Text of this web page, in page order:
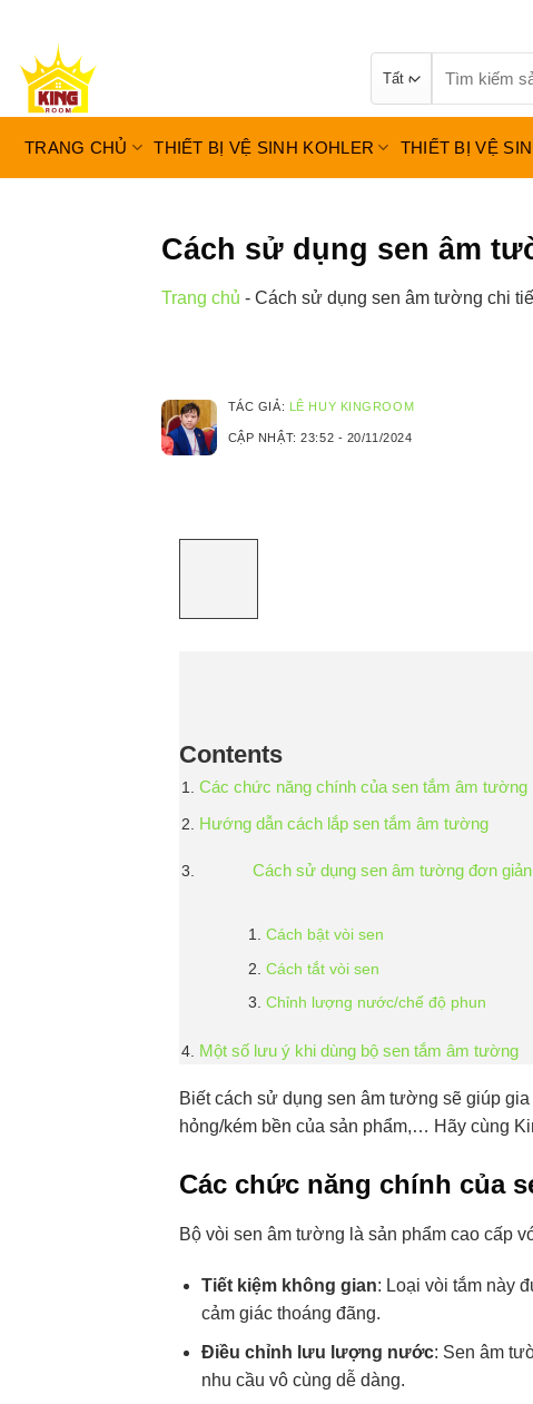
nội
dung
kiếm:
TRANG CHỦ THIẾT BỊ VỆ SINH KOHLER THIẾT BỊ VỆ
Cách sử dụng sen âm
Trang chủ - Cách sử dụng sen âm tường chi
TÁC GIẢ: LÊ HUY KINGROOM
CẬP NHẬT: 23:52 - 20/11/2024
Contents
Các chức năng chính của sen tắm âm tường
Hướng dẫn cách lắp sen tắm âm tường
Cách sử dụng sen âm tường đơn
Cách bật vòi sen
Cách tắt vòi sen
Chỉnh lượng nước/chế độ phun
Một số lưu ý khi dùng bộ sen tắm âm tường
Biết cách sử dụng sen âm tường sẽ giúp
hỏng/kém bền của sản phẩm,… Hãy cùng
Các chức năng chính của
Bộ vòi sen âm tường là sản phẩm cao cấp
Tiết kiệm không gian: Loại vòi tắm này
cảm giác thoáng đãng.
Điều chỉnh lưu lượng nước: Sen âm
nhu cầu vô cùng dễ dàng.